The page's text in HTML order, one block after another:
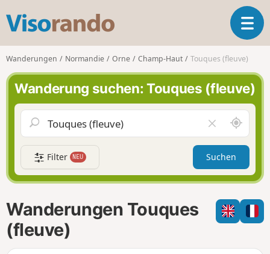
s
o
r
a
n
d
o
T
o
g
g
e
n
i
a
t
o
n
Wanderungen Normandie Orne Champ-Haut Touques (fleuve)
Wanderung suchen: Touques (fleuve)
e
l
d
l
e
e
e
S
c
h
u
m
i
h
m
Filter NEU Suchen
Wanderungen Touques
(fleuve)